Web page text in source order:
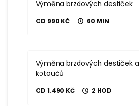
Výměna brzdových destiček
OD 990 KČ 60 MIN
Výměna brzdových destiček a
kotoučů
OD 1.490 KČ 2 HOD